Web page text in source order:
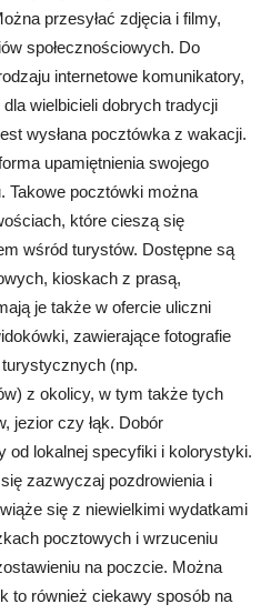
przesyłać zdjęcia i filmy,
społecznościowych. Do
internetowe komunikatory,
wielbicieli dobrych tradycji
wysłana pocztówka z wakacji.
upamiętnienia swojego
Takowe pocztówki można
które cieszą się
wśród turystów. Dostępne są
kioskach z prasą,
je także w ofercie uliczni
zawierające fotografie
(np.
z okolicy, w tym także tych
jezior czy łąk. Dobór
od lokalnej specyfiki i kolorystyki.
zazwyczaj pozdrowienia i
się z niewielkimi wydatkami
pocztowych i wrzuceniu
na poczcie. Można
to również ciekawy sposób na